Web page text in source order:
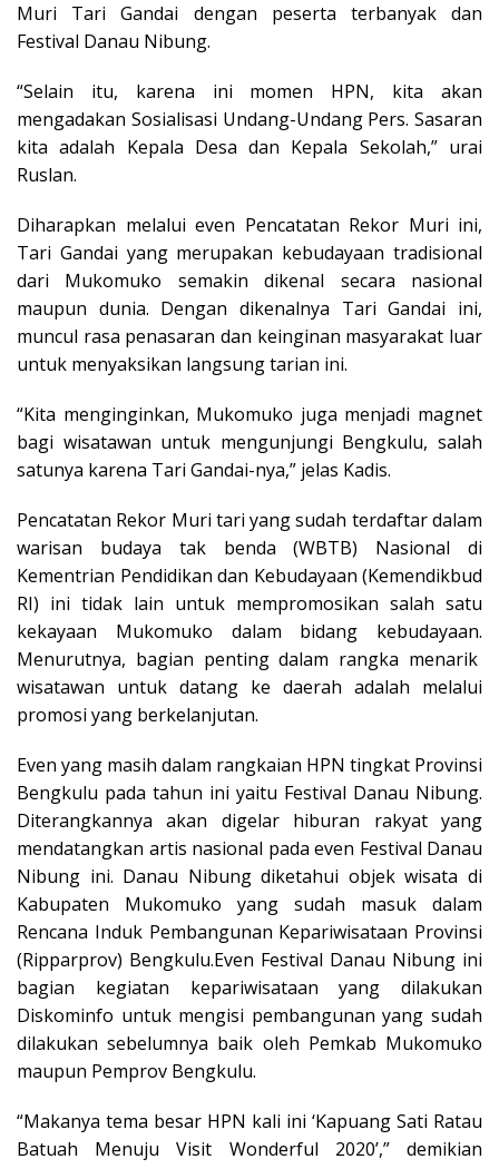
Muri Tari Gandai dengan peserta terbanyak dan
Festival Danau Nibung.
“Selain itu, karena ini momen HPN, kita akan
mengadakan Sosialisasi Undang-Undang Pers. Sasaran
kita adalah Kepala Desa dan Kepala Sekolah,” urai
Ruslan.
Diharapkan melalui even Pencatatan Rekor Muri ini,
Tari Gandai yang merupakan kebudayaan tradisional
dari Mukomuko semakin dikenal secara nasional
maupun dunia. Dengan dikenalnya Tari Gandai ini,
muncul rasa penasaran dan keinginan masyarakat luar
untuk menyaksikan langsung tarian ini.
“Kita menginginkan, Mukomuko juga menjadi magnet
bagi wisatawan untuk mengunjungi Bengkulu, salah
satunya karena Tari Gandai-nya,” jelas Kadis.
Pencatatan Rekor Muri tari yang sudah terdaftar dalam
warisan budaya tak benda (WBTB) Nasional di
Kementrian Pendidikan dan Kebudayaan (Kemendikbud
RI) ini tidak lain untuk mempromosikan salah satu
kekayaan Mukomuko dalam bidang kebudayaan.
Menurutnya, bagian penting dalam rangka menarik
wisatawan untuk datang ke daerah adalah melalui
promosi yang berkelanjutan.
Even yang masih dalam rangkaian HPN tingkat Provinsi
Bengkulu pada tahun ini yaitu Festival Danau Nibung.
Diterangkannya akan digelar hiburan rakyat yang
mendatangkan artis nasional pada even Festival Danau
Nibung ini. Danau Nibung diketahui objek wisata di
Kabupaten Mukomuko yang sudah masuk dalam
Rencana Induk Pembangunan Kepariwisataan Provinsi
(Ripparprov) Bengkulu.Even Festival Danau Nibung ini
bagian kegiatan kepariwisataan yang dilakukan
Diskominfo untuk mengisi pembangunan yang sudah
dilakukan sebelumnya baik oleh Pemkab Mukomuko
maupun Pemprov Bengkulu.
“Makanya tema besar HPN kali ini ‘Kapuang Sati Ratau
Batuah Menuju Visit Wonderful 2020’,” demikian